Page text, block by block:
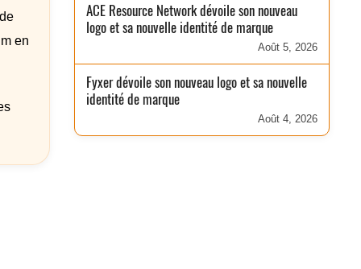
en
ACE Resource Network dévoile son nouveau
logo et sa nouvelle identité de marque
Août 5, 2026
Fyxer dévoile son nouveau logo et sa nouvelle
identité de marque
Août 4, 2026